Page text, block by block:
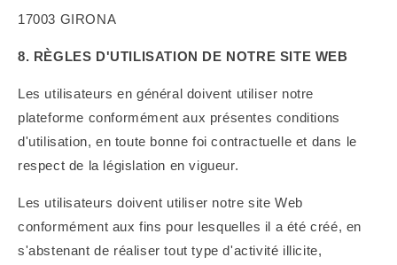
17003 GIRONA
8. RÈGLES D'UTILISATION DE NOTRE SITE WEB
Les utilisateurs en général doivent utiliser notre
plateforme conformément aux présentes conditions
d'utilisation, en toute bonne foi contractuelle et dans le
respect de la législation en vigueur.
Les utilisateurs doivent utiliser notre site Web
conformément aux fins pour lesquelles il a été créé, en
s'abstenantde réaliser tout type d'activité illicite,